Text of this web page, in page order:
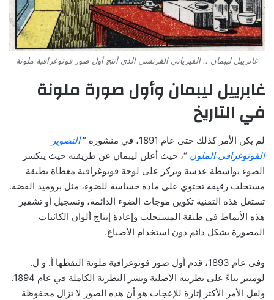
غابرييل ليبمان .. الفيزيائي الفرنسي الذي أنتج أول صور فوتوغرافية ملونة
غابرييل ليبمان وأول صورة ملونة
في التاريخ
لم يكن الأمر كذلك حتى عام 1891، في منشوره ”
التصوير
الفوتوغرافي الملون “، حيث أعلن ليبمان عن طريقته حيث ينكسر
الضوء بواسطة عدسة ويركز على لوحة فوتوغرافية مغطاة بطبقة
مستحلب رقيقة تحتوي على مادة حساسة للضوء، مثل بروميد الفضة.
تستغل هذه التقنية تكوين موجات الضوء الدائمة، وتسجيل أو تشفير
هذه الأنماط في طبقة المستحلب وإعادة إنتاج ألوان الكائنات
المصورة بشكل دائم دون استخدام الأصباغ.
وفي عام 1893، قدم أول صور فوتوغرافية ملونة التقطها أ. و ل.
لوميير بناءً على نظريته الأصلية ونشر النظرية الكاملة في عام 1894.
ولعل الأمر الأكثر إثارة للإعجاب هو أن هذه الصور لا تزال محفوظة